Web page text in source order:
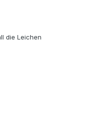
die Leichen